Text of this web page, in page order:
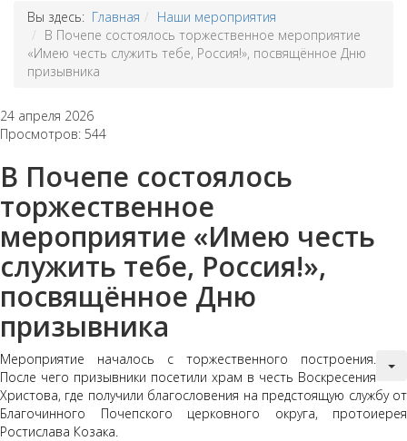
Вы здесь: Главная
Наши мероприятия
В Почепе состоялось торжественное мероприятие
«Имею честь служить тебе, Россия!», посвящённое Дню
призывника
24 апреля 2026
Просмотров: 544
В Почепе состоялось
торжественное
мероприятие «Имею честь
служить тебе, Россия!»,
посвящённое Дню
призывника
Мероприятие началось с торжественного построения.
После чего призывники посетили храм в честь Воскресения
Христова, где получили благословения на предстоящую службу от
Благочинного Почепского церковного округа, протоиерея
Ростислава Козака.